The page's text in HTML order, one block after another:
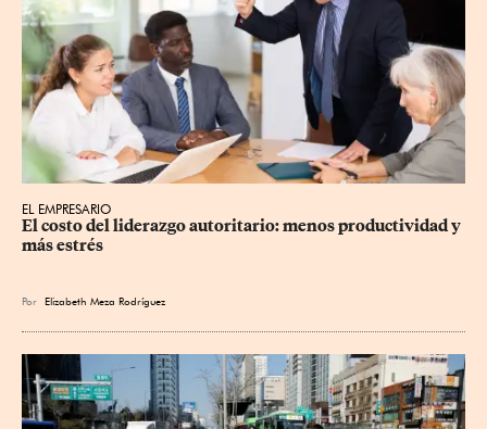
EL EMPRESARIO
El costo del liderazgo autoritario: menos productividad y
más estrés
Por Elizabeth Meza Rodríguez